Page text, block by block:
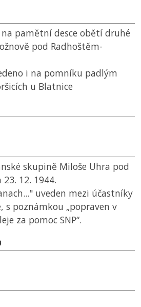
na pamětní desce obětí druhé
pod Radhoštěm-
i na pomníku padlým
u Blatnice
skupině Miloše Uhra pod
12. 1944.
uveden mezi účastníky
s poznámkou „popraven v
za pomoc SNP“.